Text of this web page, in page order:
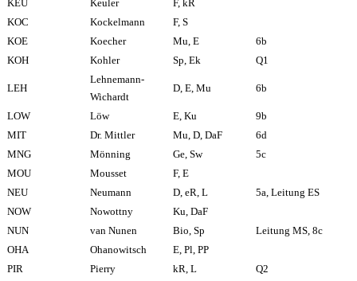
KEU
Keuler
F, kR
KOC
Kockelmann
F, S
KOE
Koecher Mu, E
6b
KOH
Kohler Sp, Ek Q1
LEH
Lehnemann-
Wichardt
D, E, Mu 6b
LOW Löw E, Ku
9b
MIT
Dr. Mittler Mu, D, DaF
6d
MNG
Mönning Ge, Sw
5c
MOU
Mousset
F, E
NEU
Neumann D, eR, L
5a, Leitung ES
NOW
Nowottny
Ku, DaF
NUN
van Nunen Bio, Sp
Leitung MS, 8c
OHA
Ohanowitsch
E, Pl, PP
PIR
Pierry kR, L
Q2